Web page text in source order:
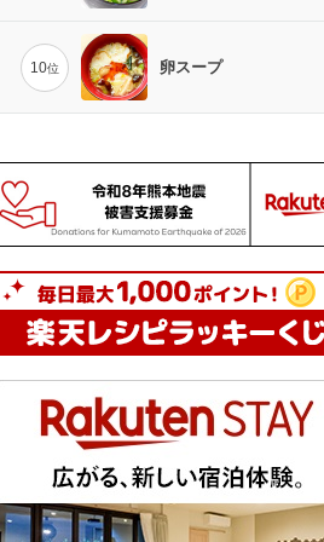
10位 卵スープ